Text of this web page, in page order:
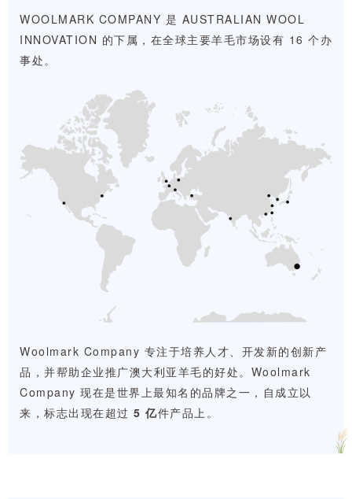
WOOLMARK COMPANY 是 AUSTRALIAN WOOL
INNOVATION 的下属，在全球主要羊毛市场设有 16 个办
事处。
Woolmark Company 专注于培养人才、开发新的创新产
品，并帮助企业推广澳大利亚羊毛的好处。Woolmark
Company 现在是世界上最知名的品牌之一，自成立以
来，标志出现在超过 5 亿件产品上。